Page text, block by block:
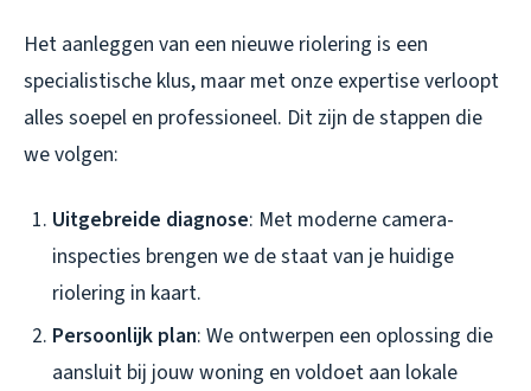
Het aanleggen van een nieuwe riolering is een
specialistische klus, maar met onze expertise verloopt
alles soepel en professioneel. Dit zijn de stappen die
we volgen:
Uitgebreide diagnose: Met moderne camera-
inspecties brengen we de staat van je huidige
riolering in kaart.
Persoonlijk plan: We ontwerpen een oplossing die
aansluit bij jouw woning en voldoet aan lokale